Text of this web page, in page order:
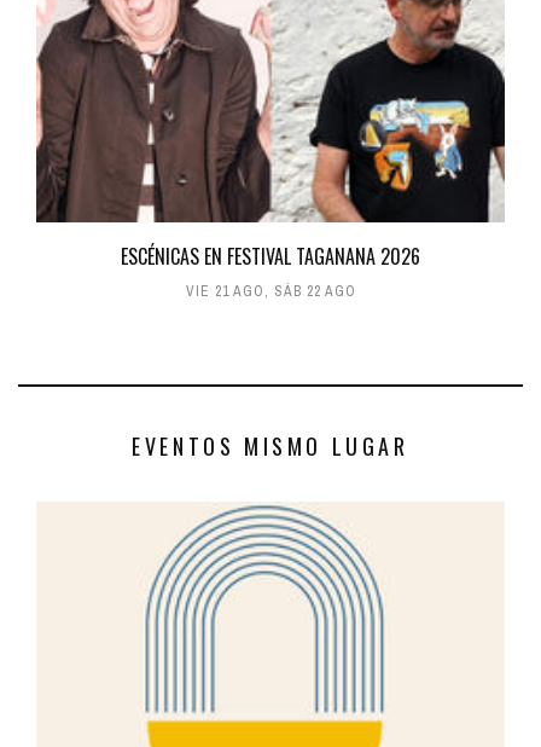
ESCÉNICAS EN FESTIVAL TAGANANA 2026
VIE 21 AGO, SÁB 22 AGO
EVENTOS MISMO LUGAR